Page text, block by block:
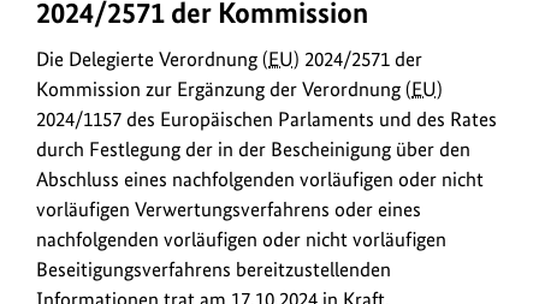
2024/2571 der Kommission
Die Delegierte Verordnung (EU) 2024/2571 der
Kommission zur Ergänzung der Verordnung (EU)
2024/1157 des Europäischen Parlaments und des Rates
durch Festlegung der in der Bescheinigung über den
Abschluss eines nachfolgenden vorläufigen oder nicht
vorläufigen Verwertungsverfahrens oder eines
nachfolgenden vorläufigen oder nicht vorläufigen
Beseitigungsverfahrens bereitzustellenden